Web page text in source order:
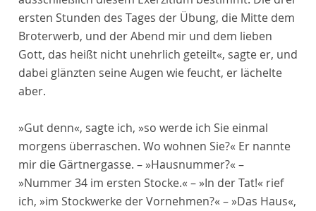
ersten Stunden des Tages der Übung, die Mitte dem
Broterwerb, und der Abend mir und dem lieben
Gott, das heißt nicht unehrlich geteilt«, sagte er, und
dabei glänzten seine Augen wie feucht, er lächelte
aber.
»Gut denn«, sagte ich, »so werde ich Sie einmal
morgens überraschen. Wo wohnen Sie?« Er nannte
mir die Gärtnergasse. – »Hausnummer?« –
»Nummer 34 im ersten Stocke.« – »In der Tat!« rief
ich, »im Stockwerke der Vornehmen?« – »Das Haus«,